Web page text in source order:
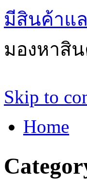
มีสินค้าแ
มองหาสิ
Skip to
Home